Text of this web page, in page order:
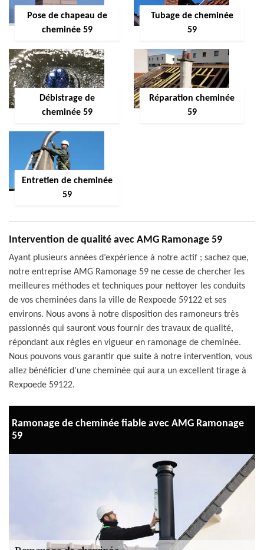
Pose de chapeau de
cheminée 59
Tubage de cheminée
59
Débistrage de
cheminée 59
Réparation cheminée
59
Entretien de cheminée
59
Intervention de qualité avec AMG Ramonage 59
Ayant plusieurs années d’expérience à notre actif ; sachez que,
notre entreprise AMG Ramonage 59 ne cesse de chercher les
meilleures méthodes et techniques pour nettoyer les conduits
de vos cheminées dans la ville de Rexpoede 59122 et ses
environs. Nous avons à notre disposition des ramoneurs très
passionnés qui sauront vous fournir des travaux de qualité,
répondant aux règles en vigueur en ramonage de cheminée.
Nous pouvons vous garantir que suite à notre intervention, vous
allez bénéficier d’une cheminée qui aura un excellent tirage à
Rexpoede 59122.
Ramonage de cheminée fiable avec AMG Ramonage
59